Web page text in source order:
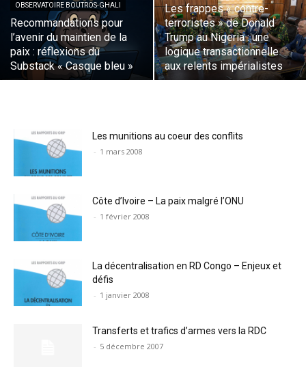
OBSERVATOIRE BOUTROS-GHALI
Recommandations pour
l’avenir du maintien de la
paix : réflexions du
Substack « Casque bleu »
Les frappes « contre-
terroristes » de Donald
Trump au Nigeria : une
logique transactionnelle
aux relents impérialistes
Les munitions au coeur des conflits
- 1 mars 2008
Côte d’Ivoire – La paix malgré l’ONU
- 1 février 2008
La décentralisation en RD Congo – Enjeux et
défis
- 1 janvier 2008
Transferts et trafics d’armes vers la RDC
- 5 décembre 2007